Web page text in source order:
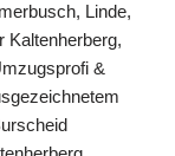
Linde,
Kaltenherberg,
&